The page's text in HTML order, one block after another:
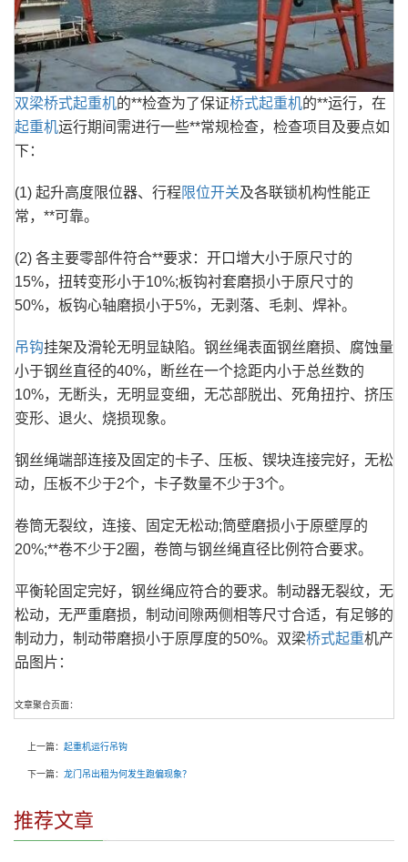
双梁桥式起重机的**检查为了保证桥式起重机的**运行，在
起重机运行期间需进行一些**常规检查，检查项目及要点如
下：
(1) 起升高度限位器、行程 限位开关及各联锁机构性能正
常，**可靠。
(2) 各主要零部件符合**要求：开口增大小于原尺寸的
15%，扭转变形小于10%;板钩衬套磨损小于原尺寸的
50%，板钩心轴磨损小于5%，无剥落、毛刺、焊补。
吊钩挂架及滑轮无明显缺陷。钢丝绳表面钢丝磨损、腐蚀量
小于钢丝直径的40%，断丝在一个捻距内小于总丝数的
10%，无断头，无明显变细，无芯部脱出、死角扭拧、挤压
变形、退火、烧损现象。
钢丝绳端部连接及固定的卡子、压板、锲块连接完好，无松
动，压板不少于2个，卡子数量不少于3个。
卷筒无裂纹，连接、固定无松动;筒壁磨损小于原壁厚的
20%;**卷不少于2圈，卷筒与钢丝绳直径比例符合要求。
平衡轮固定完好，钢丝绳应符合的要求。制动器无裂纹，无
松动，无严重磨损，制动间隙两侧相等尺寸合适，有足够的
制动力，制动带磨损小于原厚度的50%。双梁桥式起重机产
品图片：
文章聚合页面：
上一篇： 起重机运行吊钩
下一篇： 龙门吊出租为何发生跑偏现象？
推荐文章